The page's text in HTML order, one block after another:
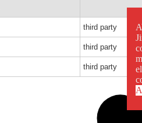
third party
third party
third party